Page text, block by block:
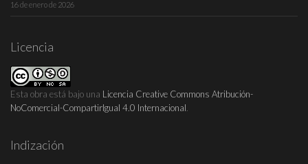
16 de enero de 2026
Licencia
Esta obra está bajo una Licencia Creative Commons Atribución-
NoComercial-CompartirIgual 4.0 Internacional
Indización